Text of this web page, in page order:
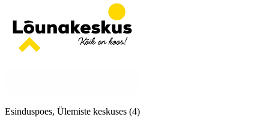
Esinduspoes, Ülemiste keskuses (4)